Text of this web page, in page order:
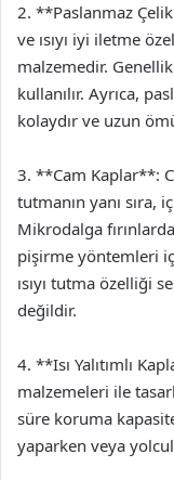
2. **Paslanmaz Çelik
ve ısıyı iyi iletme
malzemedir.
kullanılır. Ayrıca,
kolaydır ve uzun
3. **Cam Kaplar**:
tutmanın yanı sıra,
Mikrodalga
pişirme yöntemleri
ısıyı tutma özelliği
değildir.
4. **Isı Yalıtımlı
malzemeleri ile
süre koruma
yaparken veya